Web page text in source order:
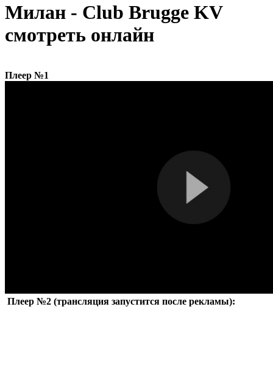
Милан - Club Brugge KV
смотреть онлайн
Плеер №1
Плеер №2 (трансляция запустится после рекламы):